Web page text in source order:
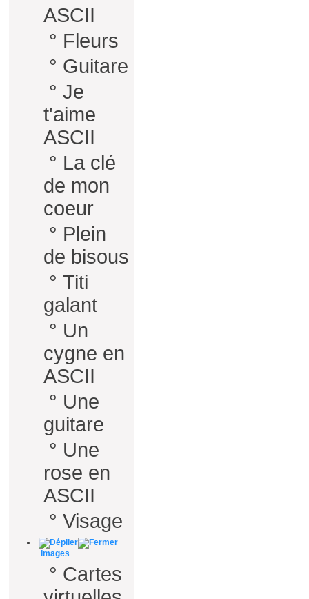
ASCII
° Fleurs
° Guitare
° Je
t'aime
ASCII
° La clé
de mon
coeur
° Plein
de bisous
° Titi
galant
° Un
cygne en
ASCII
° Une
guitare
° Une
rose en
ASCII
° Visage
Images
° Cartes